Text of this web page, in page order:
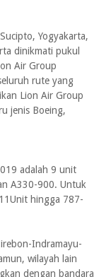
Yogyakarta,
dinikmati pukul
Air Group
rute yang
Lion Air Group
jenis Boeing,
adalah 9 unit
A330-900. Untuk
hingga 787-
Indramayu-
wilayah lain
dengan bandara